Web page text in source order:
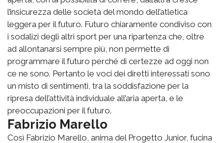
l’insicurezza delle società del mondo dell’atletica
leggera per il futuro. Futuro chiaramente condiviso con
i sodalizi degli altri sport per una ripartenza che, oltre
ad allontanarsi sempre più, non permette di
programmare il futuro perché di certezze ad oggi non
ce ne sono. Pertanto le voci dei diretti interessati sono
un misto di sentimenti, tra la soddisfazione per la
ripresa dell’attività individuale all’aria aperta, e le
preoccupazioni per il futuro.
Fabrizio Marello
Così Fabrizio Marello, anima del Progetto Junior, fucina